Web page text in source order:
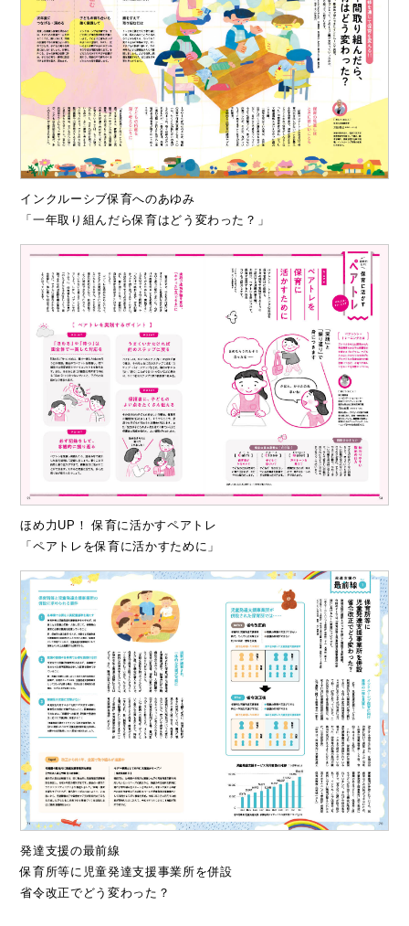
インクルーシブ保育へのあゆみ
「一年取り組んだら保育はどう変わった？」
ほめ力UP！ 保育に活かすペアトレ
「ペアトレを保育に活かすために」
発達支援の最前線
保育所等に児童発達支援事業所を併設
省令改正でどう変わった？